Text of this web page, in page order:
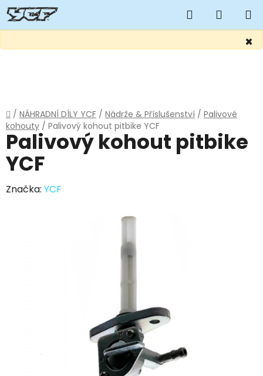
×
Hledat
KOŠÍK
Domů
/ NÁHRADNÍ DÍLY YCF / Nádrže & Příslušenství / Palivové
kohouty / Palivový kohout pitbike YCF
Palivový kohout pitbike
YCF
Značka: YCF